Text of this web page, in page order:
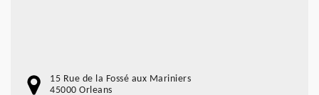
15 Rue de la Fossé aux Mariniers
45000 Orleans